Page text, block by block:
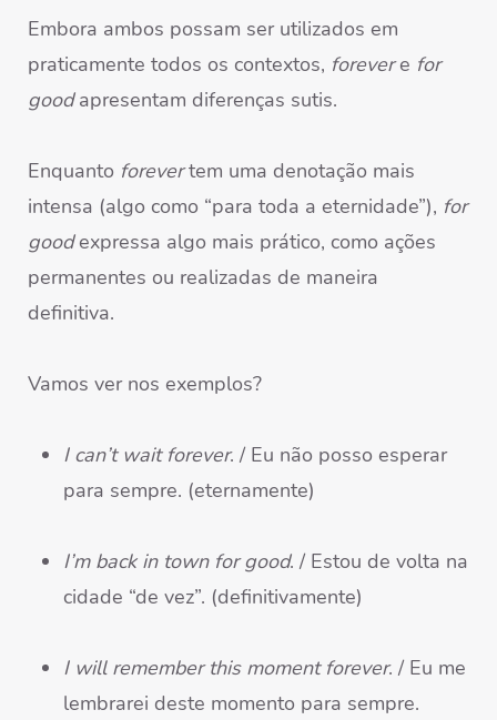
Embora ambos possam ser utilizados em
praticamente todos os contextos, forevere for
goodapresentam diferenças sutis.
Enquanto forevertem uma denotação mais
intensa (algo como “para toda a eternidade”), for
goodexpressa algo mais prático, como ações
permanentes ou realizadas de maneira
definitiva.
Vamos ver nos exemplos?
I can’t wait forever. / Eu não posso esperar
para sempre. (eternamente)
I’m back in town for good. / Estou de volta na
cidade “de vez”. (definitivamente)
I will remember this moment forever. / Eu me
lembrarei deste momento para sempre.